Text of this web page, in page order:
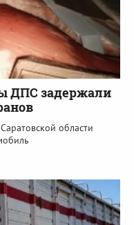
ДПС задержали
области